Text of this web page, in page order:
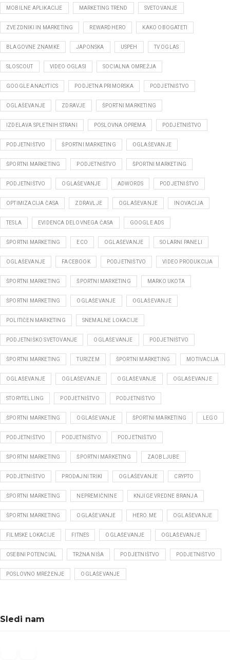
MOBILNE APLIKACIJE MARKETING TREND SVETOVANJE
ZVEZDNIKI IN MARKETING REWARDHERO KAKO OBOGATETI
BLAGOVNE ZNAMKE JAPONSKA USPEH TV OGLAS
SLOSCOUT VIDEO OGLASI SOCIALNA OMREŽJA
GOOGLE ANALYTICS PODJETNA PRIMORSKA PODJETNIŠTVO
OGLAŠEVANJE ZDRAVJE ŠPORTNI MARKETING
IZDELAVA SPLETNIH STRANI POSLOVNA OPREMA PODJETNIŠTVO
PODJETNIŠTVO ŠPORTNI MARKETING OGLAŠEVANJE
ŠPORTNI MARKETING PODJETNIŠTVO ŠPORTNI MARKETING
PODJETNIŠTVO OGLAŠEVANJE ADWORDS PODJETNIŠTVO
OPTIMIZACIJA ČASA ZDRAVLJE OGLAŠEVANJE INOVACIJA
TESLA EVIDENCA DELOVNEGA ČASA GOOGLE ADS
ŠPORTNI MARKETING ECO OGLAŠEVANJE SOLARNI PANELI
OGLAŠEVANJE FACEBOOK PODJETNIŠTVO VIDEO PRODUKCIJA
ŠPORTNI MARKETING ŠPORTNI MARKETING MARKO UKOTA
ŠPORTNI MARKETING OGLAŠEVANJE OGLAŠEVANJE
POLITIČEN MARKETING SNEMALNE LOKACIJE
PODJETNIŠKO SVETOVANJE OGLAŠEVANJE PODJETNIŠTVO
ŠPORTNI MARKETING TURIZEM ŠPORTNI MARKETING MOTIVACIJA
OGLAŠEVANJE OGLAŠEVANJE OGLAŠEVANJE OGLAŠEVANJE
STORYTELLING PODJETNIŠTVO PODJETNIŠTVO
ŠPORTNI MARKETING OGLAŠEVANJE ŠPORTNI MARKETING LEGO
PODJETNIŠTVO PODJETNIŠTVO PODJETNIŠTVO
ŠPORTNI MARKETING ŠPORTNI MARKETING ZAOBLJUBE
PODJETNIŠTVO PRODAJNI TRIKI OGLAŠEVANJE CRYPTO
ŠPORTNI MARKETING NEPREMIČNINE KNJIGE VREDNE BRANJA
ŠPORTNI MARKETING OGLAŠEVANJE HERO.ME OGLAŠEVANJE
FILMSKE LOKACIJE FITNES OGLAŠEVANJE OGLAŠEVANJE
OSEBNI POTENCIAL TRŽNA NIŠA PODJETNIŠTVO PODJETNIŠTVO
POSLOVNO MREŽENJE OGLAŠEVANJE
Sledi nam